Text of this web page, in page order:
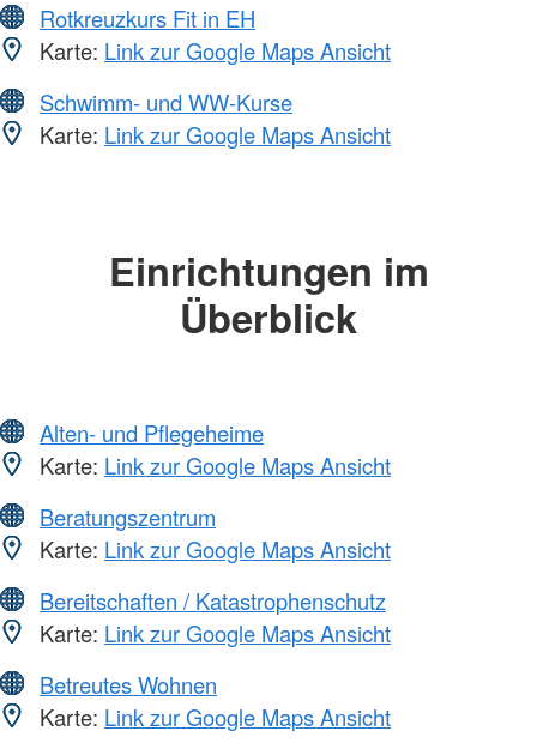
Rotkreuzkurs Fit in EH
Karte: Link zur Google Maps Ansicht
Schwimm- und WW-Kurse
Karte: Link zur Google Maps Ansicht
Einrichtungen im
Überblick
Alten- und Pflegeheime
Karte: Link zur Google Maps Ansicht
Beratungszentrum
Karte: Link zur Google Maps Ansicht
Bereitschaften / Katastrophenschutz
Karte: Link zur Google Maps Ansicht
Betreutes Wohnen
Karte: Link zur Google Maps Ansicht